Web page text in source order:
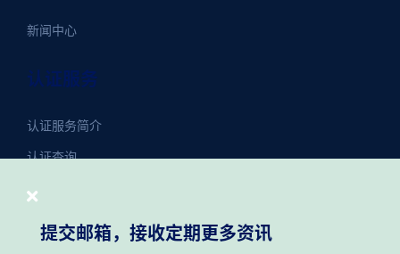
提交邮箱，接收定期更多资讯
新闻中心
认证服务
认证服务简介
认证查询
联系我们